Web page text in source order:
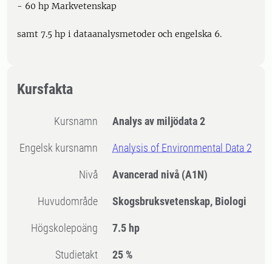
- 60 hp Markvetenskap
samt 7.5 hp i dataanalysmetoder och engelska 6.
Kursfakta
Kursnamn Analys av miljödata 2
Engelsk kursnamn Analysis of Environmental Data 2
Nivå Avancerad nivå (A1N)
Huvudområde Skogsbruksvetenskap, Biologi
högskolepoäng 7.5 hp
Studietakt 25 %